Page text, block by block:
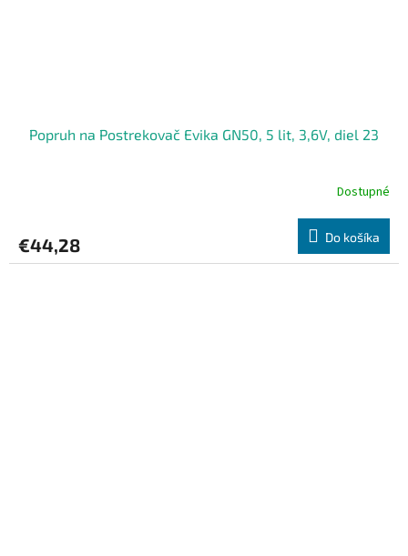
Popruh na Postrekovač Evika GN50, 5 lit, 3,6V, diel 23
Dostupné
€44,28 Do košíka